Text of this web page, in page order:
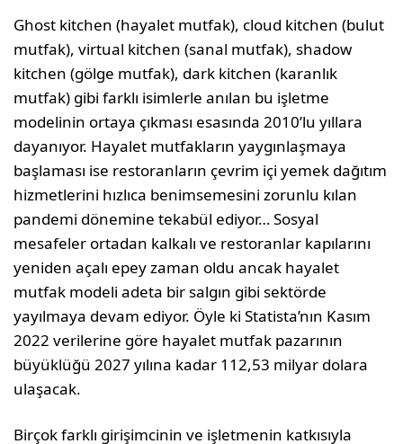
Ghost kitchen (hayalet mutfak), cloud kitchen (bulut
mutfak), virtual kitchen (sanal mutfak), shadow
kitchen (gölge mut­fak), dark kitchen (karanlık
mutfak) gibi farklı isimlerle anılan bu işletme
modelinin ortaya çıkması esasında 2010’lu yıllara
dayanıyor. Hayalet mutfakların yaygın­laşmaya
başlaması ise restoranların çevrim içi yemek dağıtım
hizmetlerini hızlıca benimse­mesini zorunlu kılan
pandemi dönemine teka­bül ediyor… Sosyal
mesafeler ortadan kalkalı ve restoranlar kapılarını
yeniden açalı epey za­man oldu ancak hayalet
mutfak modeli adeta bir salgın gibi sektörde
yayılmaya devam edi­yor. Öyle ki Statista’nın Kasım
2022 verilerine göre hayalet mutfak pazarının
büyüklüğü 2027 yılına kadar 112,53 milyar dolara
ulaşacak.
Birçok farklı girişimcinin ve işletmenin kat­kısıyla